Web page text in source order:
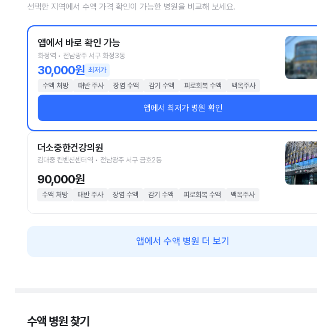
선택한 지역에서 수액 가격 확인이 가능한 병원을 비교해 보세요.
앱에서 바로 확인 가능
화정역 • 전남광주 서구 화정3동
30,000원 최저가
수액 처방
태반 주사 장염 수액 감기 수액 피로회복 수액 백옥주사
앱에서 최저가 병원 확인
더소중한건강의원
김대중 컨벤션센터역 • 전남광주 서구 금호2동
90,000원
수액 처방 태반 주사 장염 수액 감기 수액 피로회복 수액 백옥주사
앱에서 수액 병원 더 보기
수액 병원 찾기